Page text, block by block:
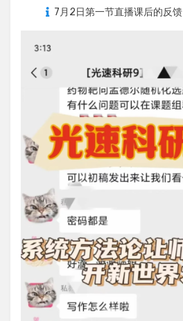
on
7月2日第一节直播课后的反馈